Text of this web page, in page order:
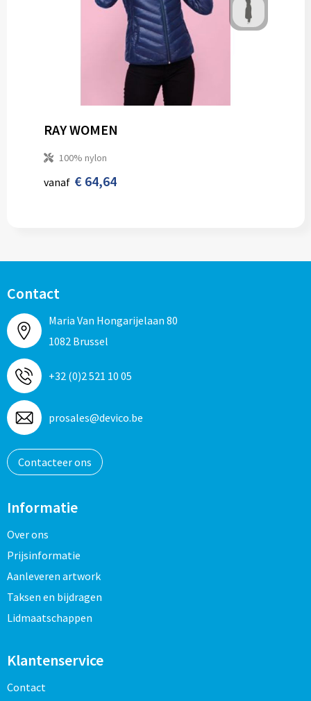
RAY WOMEN
100% nylon
vanaf € 64,64
Contact
Maria Van Hongarijelaan 80
1082 Brussel
+32 (0)2 521 10 05
prosales@devico.be
Contacteer ons
Informatie
Over ons
Prijsinformatie
Aanleveren artwork
Taksen en bijdragen
Lidmaatschappen
Klantenservice
Contact